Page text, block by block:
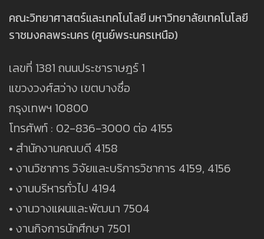
คณะวิทยาศาสตร์และเทคโนโลยี มหาวิทยาลัยเทคโนโลยี
ราชมงคลพระนคร (ศูนย์พระนครเหนือ)
เลขที่ 1381 ถนนประชาราษฎร์ 1
แขวงวงศ์สว่าง เขตบางซื่อ
กรุงเทพฯ 10800
โทรศัพท์ : 02-836-3000 ต่อ 4155
• สำนักงานคณบดี 4158
• งานวิชาการ วิจัยและบริการวิชาการ 4159, 4156
• งานบริหารทั่วไป 4194
• งานวางแผนและพัฒนา 7504
• งานกิจการนักศึกษา 7501